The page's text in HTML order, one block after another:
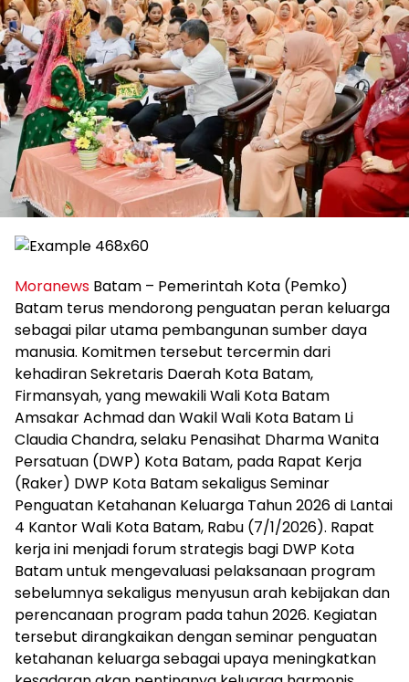
Moranews Batam – Pemerintah Kota (Pemko)
Batam terus mendorong penguatan peran keluarga
sebagai pilar utama pembangunan sumber daya
manusia. Komitmen tersebut tercermin dari
kehadiran Sekretaris Daerah Kota Batam,
Firmansyah, yang mewakili Wali Kota Batam
Amsakar Achmad dan Wakil Wali Kota Batam Li
Claudia Chandra, selaku Penasihat Dharma Wanita
Persatuan (DWP) Kota Batam, pada Rapat Kerja
(Raker) DWP Kota Batam sekaligus Seminar
Penguatan Ketahanan Keluarga Tahun 2026 di Lantai
4 Kantor Wali Kota Batam, Rabu (7/1/2026). Rapat
kerja ini menjadi forum strategis bagi DWP Kota
Batam untuk mengevaluasi pelaksanaan program
sebelumnya sekaligus menyusun arah kebijakan dan
perencanaan program pada tahun 2026. Kegiatan
tersebut dirangkaikan dengan seminar penguatan
ketahanan keluarga sebagai upaya meningkatkan